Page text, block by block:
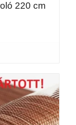
220 cm